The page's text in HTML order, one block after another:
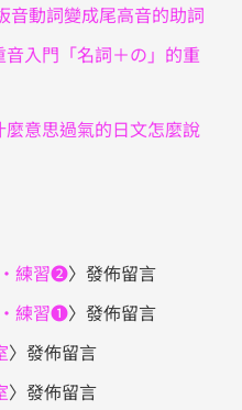
音動詞變成尾高音的助詞
入門「名詞＋の」的重
意思過氣的日文怎麼說
練習❷〉發佈留言
練習❶〉發佈留言
〉發佈留言
〉發佈留言